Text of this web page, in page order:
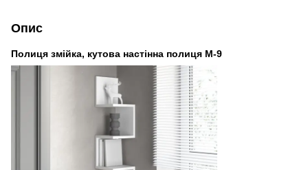
Опис
Полиця змійка, кутова настінна полиця M-9